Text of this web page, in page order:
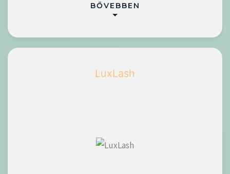
BŐVEBBEN
LuxLash